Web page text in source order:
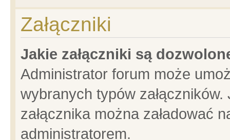
Załączniki
Jakie załączniki są
Administrator forum może
wybranych typów
załącznika można załadować
administratorem.